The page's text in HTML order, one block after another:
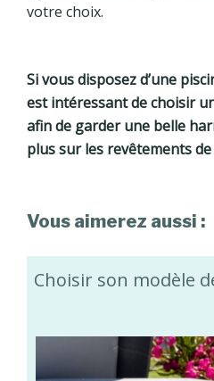
votre choix.
Si vous disposez d’une
est intéressant de choisir
afin de garder une belle
plus sur les revêtements
Vous aimerez aussi :
Choisir son modèle